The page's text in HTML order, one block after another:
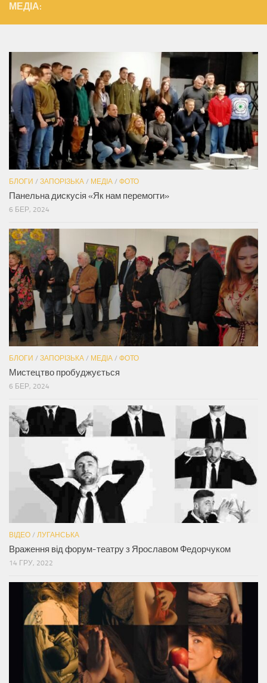
МЕДІА:
БЛОГИ / ЗАПОРІЗЬКА / МЕДІА / ФОТО
Панельна дискусія «Як нам перемогти»
6 БЕР, 2024
БЛОГИ / ЗАПОРІЗЬКА / МЕДІА / ФОТО
Мистецтво пробуджується
6 БЕР, 2024
ВІДЕО / ЛУГАНСЬКА
Враження від форум-театру з Ярославом Федорчуком
14 ГРУ, 2022